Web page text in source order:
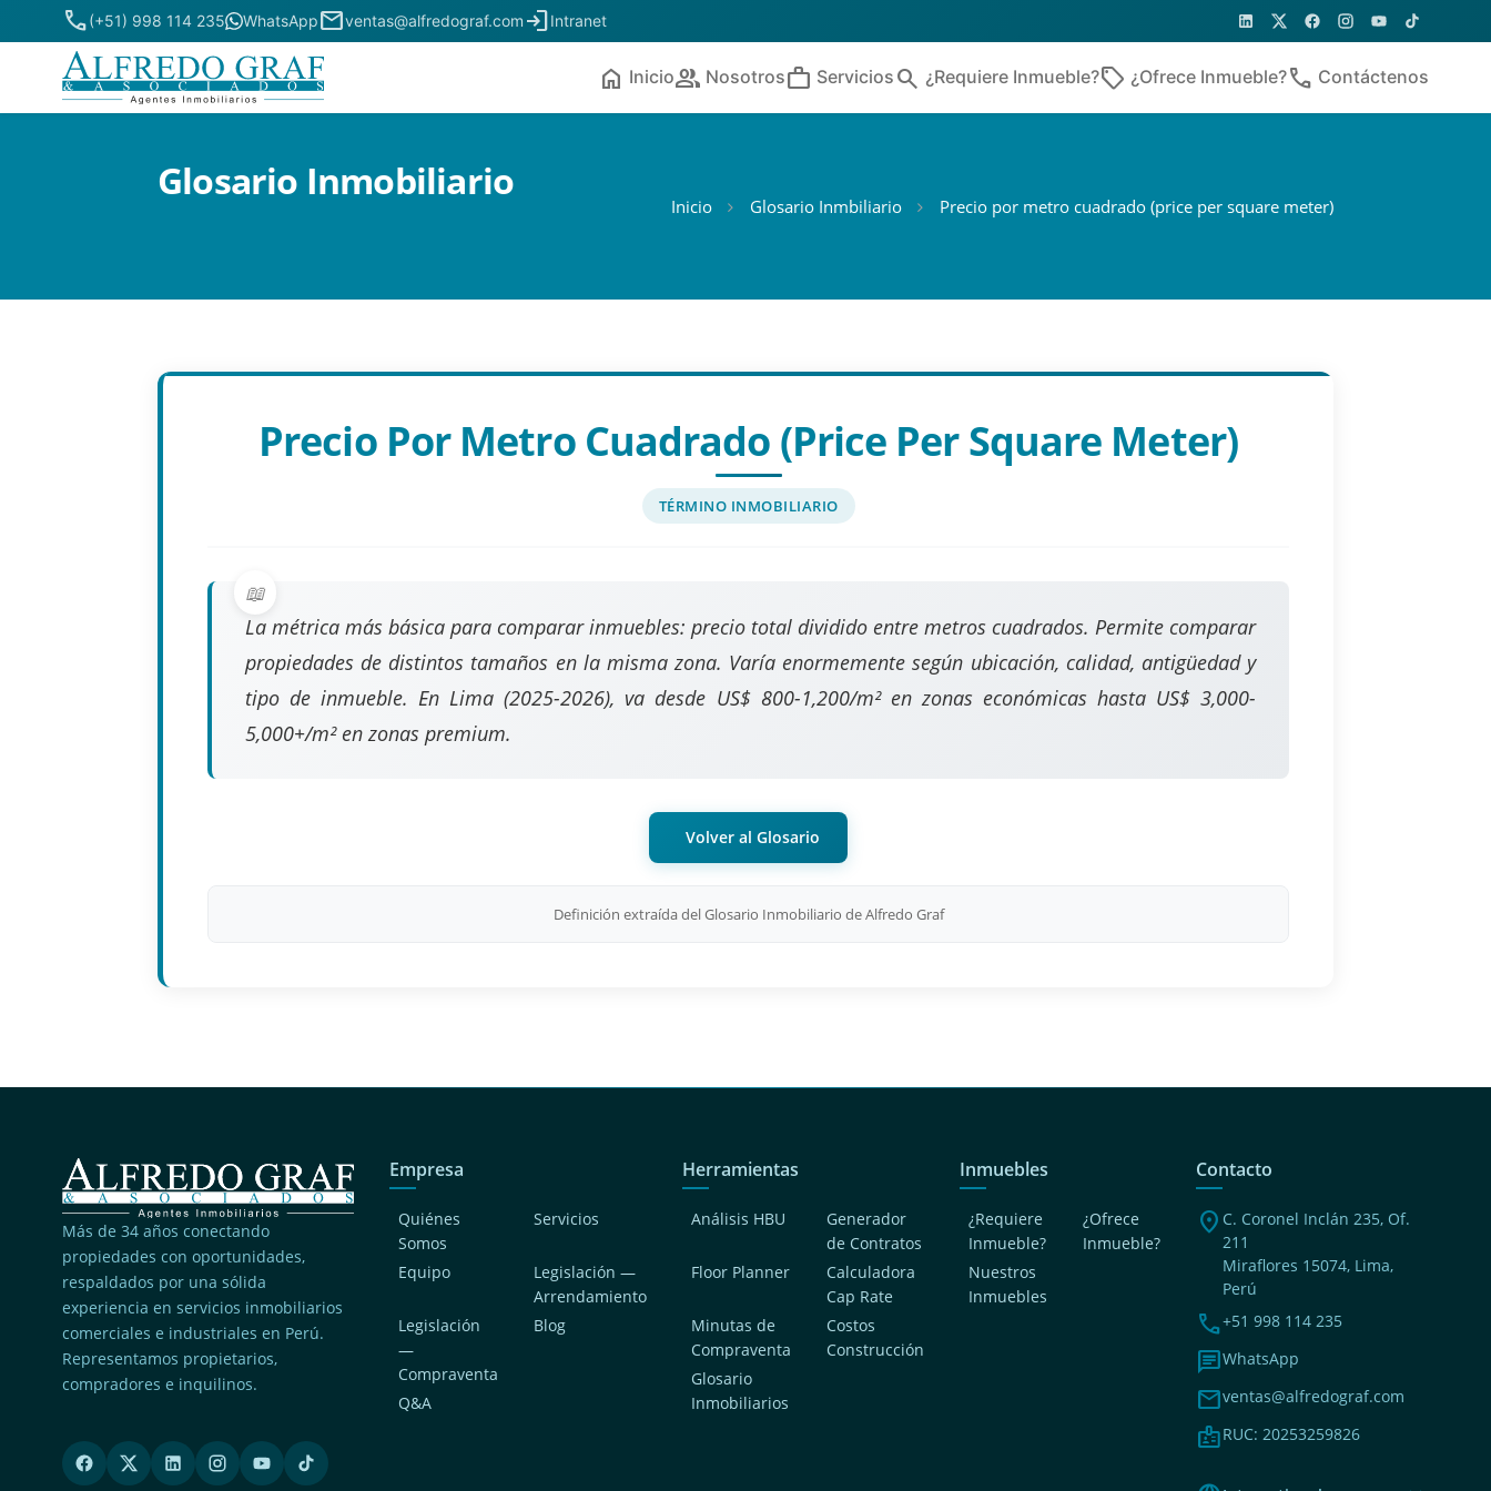
phone(+51) 998 114 235 WhatsAppmailventas@alfredograf.com loginIntranet
home Iniciopeople Nosotroswork Servicios search ¿Requiere Inmueble?sell ¿Ofrece Inmueble?phone Contáctenos
Glosario Inmobiliario
Inicio Glosario Inmbiliario Precio por metro cuadrado (price per square meter)
Precio Por Metro Cuadrado (price Per Square Meter)
TÉRMINO INMOBILIARIO
La métrica más básica para comparar inmuebles: precio total dividido entre metros cuadrados. Permite comparar
propiedades de distintos tamaños en la misma zona. Varía enormemente según ubicación, calidad, antigüedad y
tipo de inmueble. En Lima (2025-2026), va desde US$ 800-1,200/m² en zonas económicas hasta US$ 3,000-
5,000+/m² en zonas premium.
Volver al Glosario
Definición extraída del Glosario Inmobiliario de Alfredo Graf
Más de 34 años conectando
propiedades con oportunidades,
respaldados por una sólida
experiencia en servicios inmobiliarios
comerciales e industriales en Perú.
Representamos propietarios,
compradores e inquilinos.
Empresa
Quiénes
Somos
Servicios
Equipo
Legislación —
Arrendamiento
Legislación
—
Compraventa
Blog
Q&A
Herramientas
Análisis HBU
Generador
de Contratos
Floor Planner
Calculadora
Cap Rate
Minutas de
Compraventa
Costos
Construcción
Glosario
Inmobiliarios
Inmuebles
¿Requiere
Inmueble?
¿Ofrece
Inmueble?
Nuestros
Inmuebles
Contacto
location_on C. Coronel Inclán 235, Of.
211
Miraflores 15074, Lima,
Perú
phone+51 998 114 235
chatWhatsApp
mailventas@alfredograf.com
badgeRUC: 20253259826